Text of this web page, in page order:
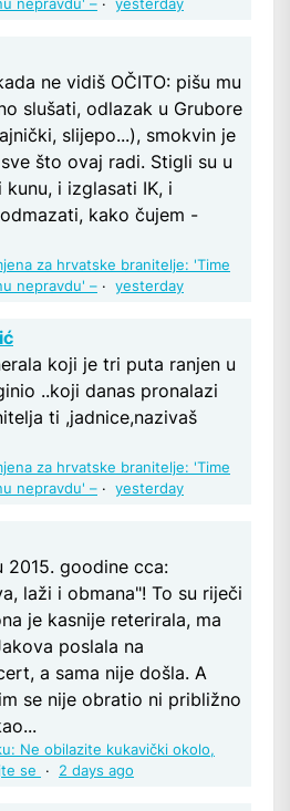
nepravdu' – · yesterday
ne vidiš OČITO: pišu mu
slušati, odlazak u Grubore
slijepo...), smokvin je
što ovaj radi. Stigli su u
i izglasati IK, i
kako čujem -
za hrvatske branitelje: 'Time
nepravdu' – · yesterday
koji je tri puta ranjen u
..koji danas pronalazi
ti ,jadnice,nazivaš
za hrvatske branitelje: 'Time
nepravdu' – · yesterday
2015. goodine cca:
laži i obmana"! To su riječi
je kasnije reterirala, ma
poslala na
a sama nije došla. A
se nije obratio ni približno
Ne obilazite kukavički okolo,
se
· 2 days ago